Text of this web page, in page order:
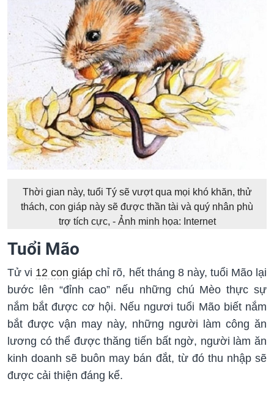
Thời gian này, tuổi Tý sẽ vượt qua mọi khó khăn, thử
thách, con giáp này sẽ được thần tài và quý nhân phù
trợ tích cực, - Ảnh minh họa: Internet
Tuổi Mão
Tử vi 12 con giáp chỉ rõ, hết tháng 8 này, tuổi Mão lại
bước lên “đỉnh cao” nếu những chú Mèo thực sự
nắm bắt được cơ hội. Nếu ngươi tuổi Mão biết nắm
bắt được vận may này, những người làm công ăn
lương có thể được thăng tiến bất ngờ, người làm ăn
kinh doanh sẽ buôn may bán đắt, từ đó thu nhập sẽ
được cải thiện đáng kể.